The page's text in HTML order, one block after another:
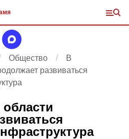
Общество
В
развиваться